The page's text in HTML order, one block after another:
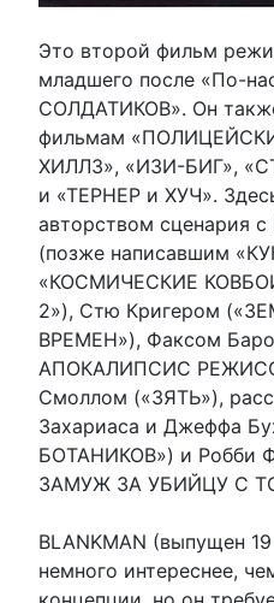
Это второй фильм
младшего после «По-
СОЛДАТИКОВ». Он
фильмам
ХИЛЛЗ», «ИЗИ-БИГ»,
и «ТЕРНЕР и ХУЧ».
авторством сценария
(позже написавшим
«КОСМИЧЕСКИЕ
2»), Стю Кригером
ВРЕМЕН»), Факсом
АПОКАЛИПСИС
Смоллом («ЗЯТЬ»),
Захариаса и Джеффа
БОТАНИКОВ») и Робби
ЗАМУЖ ЗА УБИЙЦУ С
BLANKMAN (выпущен
немного интереснее,